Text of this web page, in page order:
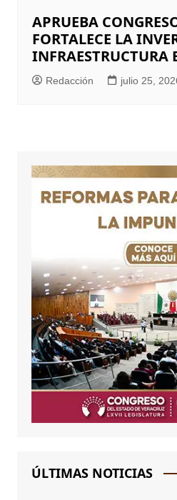
APRUEBA
FORTALECE LA
INFRAESTRUCTURA
Redacción julio 25,
ÚLTIMAS NOTICIAS